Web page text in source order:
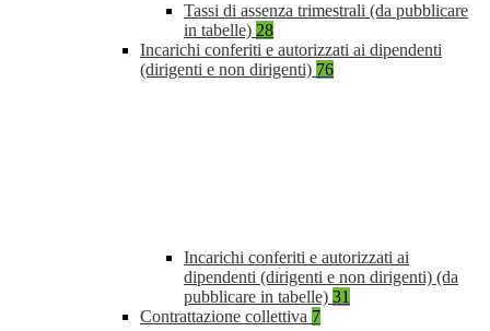
Tassi di assenza trimestrali (da pubblicare
in tabelle) 28
Incarichi conferiti e autorizzati ai dipendenti
(dirigenti e non dirigenti) 76
Incarichi conferiti e autorizzati ai
dipendenti (dirigenti e non dirigenti) (da
pubblicare in tabelle) 31
Contrattazione collettiva 7